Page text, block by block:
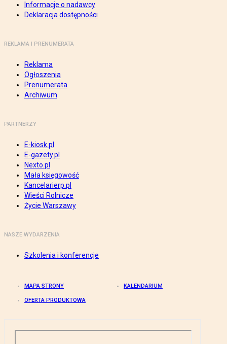
Informacje o nadawcy
Deklaracja dostępności
REKLAMA I PRENUMERATA
Reklama
Ogłoszenia
Prenumerata
Archiwum
PARTNERZY
E-kiosk.pl
E-gazety.pl
Nexto.pl
Mała księgowość
Kancelarierp.pl
Wieści Rolnicze
Życie Warszawy
NASZE WYDARZENIA
Szkolenia i konferencje
MAPA STRONY KALENDARIUM
OFERTA PRODUKTOWA